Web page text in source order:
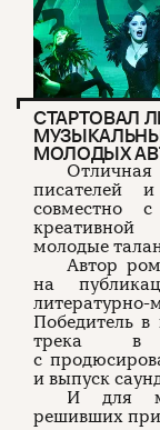
СТАРТОВАЛ
МОЛОДЫХ
писателей
совместно
молодые
Автор
на
Победитель
трека в
с
и выпуск
И для
решивших